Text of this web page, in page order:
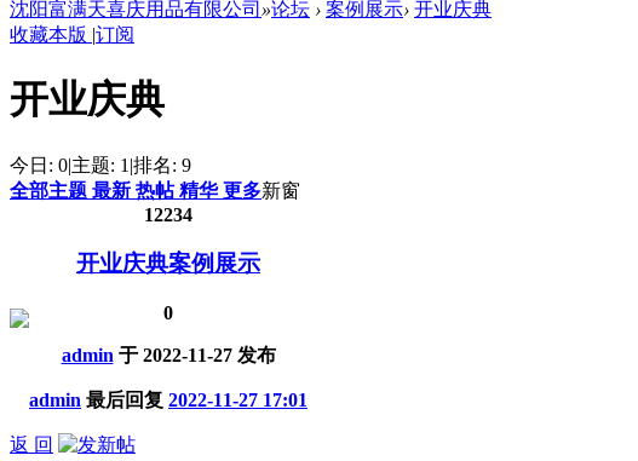
沈阳富满天喜庆用品有限公司 »论坛 › 案例展示› 开业庆典
收藏本版 |订阅
开业庆典
今日: 0|主题: 1 |排名: 9
全部主题 最新 热帖精华更多新窗
12234
开业庆典案例展示
0
admin 于 2022-11-27发布
admin 最后回复 2022-11-27 17:01
返 回